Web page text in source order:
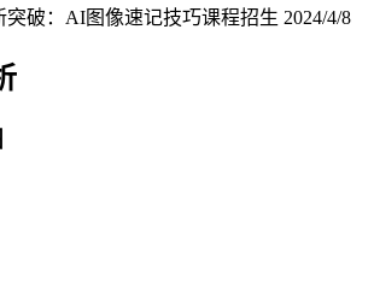
突破：AI图像速记技巧课程招生 2024/4/8